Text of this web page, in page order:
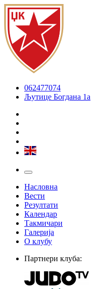
062477074
Љутице Богдана 1а
Насловна
Вести
Резултати
Календар
Такмичари
Галерија
О клубу
Партнери клуба: